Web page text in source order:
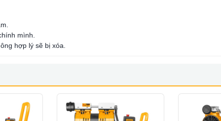
mình.
hợp lý sẽ bị xóa.